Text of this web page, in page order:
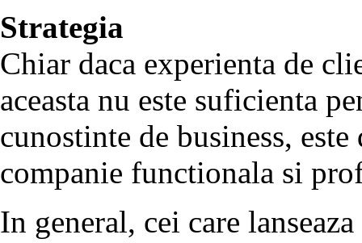
Strategia
Chiar daca experienta de
aceasta nu este suficienta
cunostinte de business,
companie functionala si
In general, cei care